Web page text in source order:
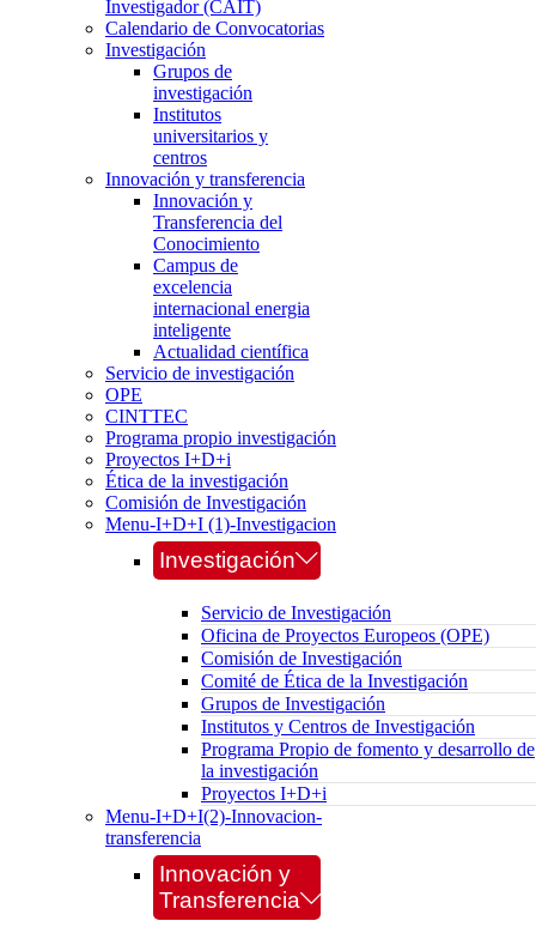
Investigador (CAIT)
Calendario de Convocatorias
Investigación
Grupos de
investigación
Institutos
universitarios y
centros
Innovación y transferencia
Innovación y
Transferencia del
Conocimiento
Campus de
excelencia
internacional energia
inteligente
Actualidad científica
Servicio de investigación
OPE
CINTTEC
Programa propio investigación
Proyectos I+D+i
Ética de la investigación
Comisión de Investigación
Menu-I+D+I (1)-Investigacion
Investigación
Servicio de Investigación
Oficina de Proyectos Europeos (OPE)
Comisión de Investigación
Comité de Ética de la Investigación
Grupos de Investigación
Institutos y Centros de Investigación
Programa Propio de fomento y desarrollo de
la investigación
Proyectos I+D+i
Menu-I+D+I(2)-Innovacion-
transferencia
Innovación y
Transferencia